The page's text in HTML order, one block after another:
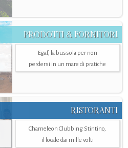
PRODOTTI & FORNITORI
Egaf, la bussola per non
perdersi in un mare di pratiche
RISTORANTI
Chameleon Clubbing Stintino,
il locale dai mille volti